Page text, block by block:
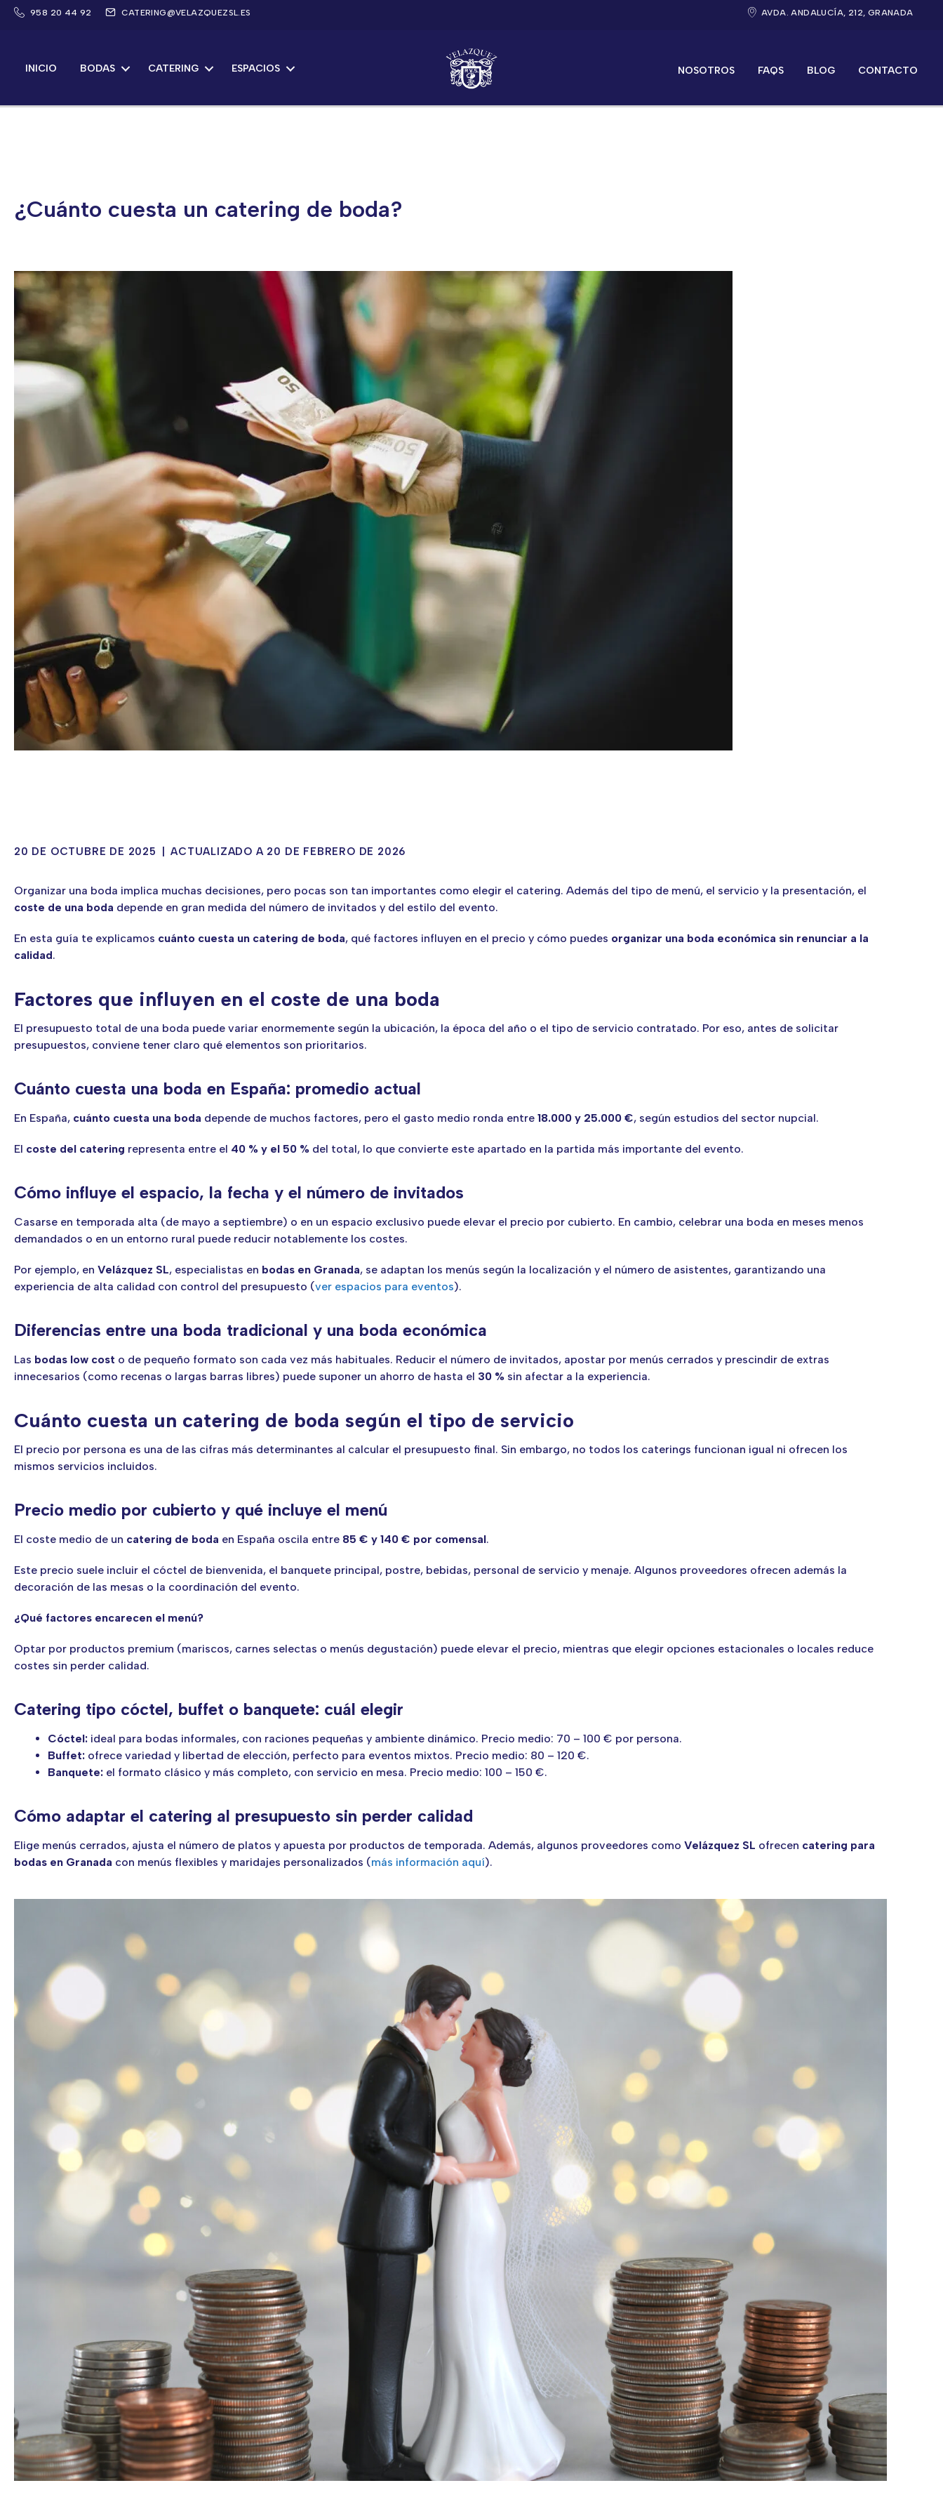
Saltar958 20 44 92 CATERING@VELAZQUEZSL.ES AVDA. ANDALUCÍA, 212, GRANADA
INICIO BODAS CATERING ESPACIOS NOSOTROS FAQS BLOG CONTACTO
¿Cuánto cuesta un catering de boda?
20 DE OCTUBRE DE 2025 ACTUALIZADO A 20 DE FEBRERO DE 2026
Organizar una boda implica muchas decisiones, pero pocas son tan importantes como elegir el catering. Además del tipo de menú, el servicio y la presentación, el
coste de una boda depende en gran medida del número de invitados y del estilo del evento.
En esta guía te explicamos cuánto cuesta un catering de boda, qué factores influyen en el precio y cómo puedes organizar una boda económica sin renunciar a la
calidad.
Factores que influyen en el coste de una boda
El presupuesto total de una boda puede variar enormemente según la ubicación, la época del año o el tipo de servicio contratado. Por eso, antes de solicitar
presupuestos, conviene tener claro qué elementos son prioritarios.
Cuánto cuesta una boda en España: promedio actual
En España, cuánto cuesta una boda depende de muchos factores, pero el gasto medio ronda entre 18.000 y 25.000 €, según estudios del sector nupcial.
El coste del catering representa entre el 40 % y el 50 % del total, lo que convierte este apartado en la partida más importante del evento.
Cómo influye el espacio, la fecha y el número de invitados
Casarse en temporada alta (de mayo a septiembre) o en un espacio exclusivo puede elevar el precio por cubierto. En cambio, celebrar una boda en meses menos
demandados o en un entorno rural puede reducir notablemente los costes.
Por ejemplo, en Velázquez SL, especialistas en bodas en Granada, se adaptan los menús según la localización y el número de asistentes, garantizando una
experiencia de alta calidad con control del presupuesto (ver espacios para eventos).
Diferencias entre una boda tradicional y una boda económica
Las bodas low cost o de pequeño formato son cada vez más habituales. Reducir el número de invitados, apostar por menús cerrados y prescindir de extras
innecesarios (como recenas o largas barras libres) puede suponer un ahorro de hasta el 30 % sin afectar a la experiencia.
Cuánto cuesta un catering de boda según el tipo de servicio
El precio por persona es una de las cifras más determinantes al calcular el presupuesto final. Sin embargo, no todos los caterings funcionan igual ni ofrecen los
mismos servicios incluidos.
Precio medio por cubierto y qué incluye el menú
El coste medio de un catering de boda en España oscila entre 85 € y 140 € por comensal.
Este precio suele incluir el cóctel de bienvenida, el banquete principal, postre, bebidas, personal de servicio y menaje. Algunos proveedores ofrecen además la
decoración de las mesas o la coordinación del evento.
¿Qué factores encarecen el menú?
Optar por productos premium (mariscos, carnes selectas o menús degustación) puede elevar el precio, mientras que elegir opciones estacionales o locales reduce
costes sin perder calidad.
Catering tipo cóctel, buffet o banquete: cuál elegir
Cóctel: ideal para bodas informales, con raciones pequeñas y ambiente dinámico. Precio medio: 70 – 100 € por persona.
Buffet: ofrece variedad y libertad de elección, perfecto para eventos mixtos. Precio medio: 80 – 120 €.
Banquete: el formato clásico y más completo, con servicio en mesa. Precio medio: 100 – 150 €.
Cómo adaptar el catering al presupuesto sin perder calidad
Elige menús cerrados, ajusta el número de platos y apuesta por productos de temporada. Además, algunos proveedores como Velázquez SL ofrecen catering para
bodas en Granada con menús flexibles y maridajes personalizados (más información aquí).